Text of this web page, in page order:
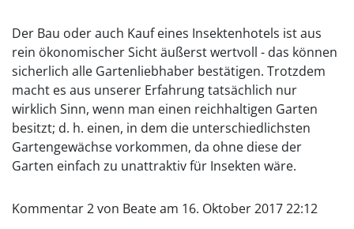
Der Bau oder auch Kauf eines Insektenhotels ist aus
rein ökonomischer Sicht äußerst wertvoll - das können
sicherlich alle Gartenliebhaber bestätigen. Trotzdem
macht es aus unserer Erfahrung tatsächlich nur
wirklich Sinn, wenn man einen reichhaltigen Garten
besitzt; d. h. einen, in dem die unterschiedlichsten
Gartengewächse vorkommen, da ohne diese der
Garten einfach zu unattraktiv für Insekten wäre.
Kommentar 2 von Beate am 16. Oktober 2017 22:12